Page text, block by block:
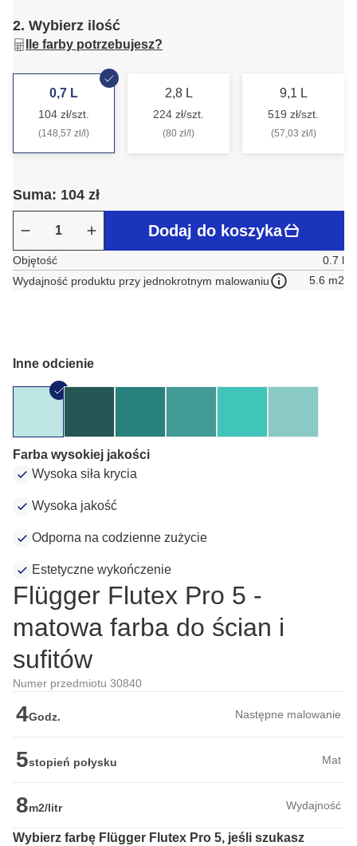
2. Wybierz ilość
Ile farby potrzebujesz?
0,7 L
104 zł/szt.
(148,57 zł/l)
2,8 L
224 zł/szt.
(80 zł/l)
9,1 L
519 zł/szt.
(57,03 zł/l)
Suma: 104 zł
Dodaj do koszyka
Objętość
0.7 l
Wydajność produktu przy jednokrotnym malowaniu
5.6 m2
Inne odcienie
Farba wysokiej jakości
Wysoka siła krycia
Wysoka jakość
Odporna na codzienne zużycie
Estetyczne wykończenie
Flügger Flutex Pro 5 -
matowa farba do ścian i
sufitów
Numer przedmiotu 30840
4Godz. Następne malowanie
5stopień połysku Mat
8m2/litr Wydajność
Wybierz farbę Flügger Flutex Pro 5, jeśli szukasz